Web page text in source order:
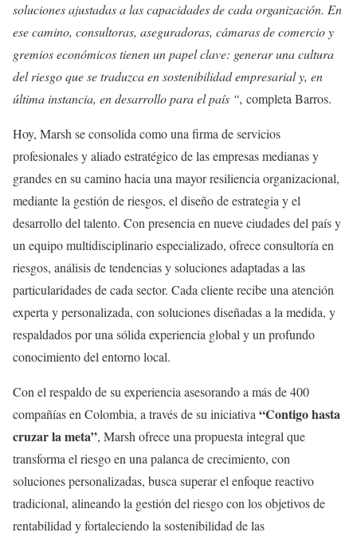
soluciones ajustadas a las capacidades de cada organización. En
ese camino, consultoras, aseguradoras, cámaras de comercio y
gremios económicos tienen un papel clave: generar una cultura
del riesgo que se traduzca en sostenibilidad empresarial y, en
última instancia, en desarrollo para el país “, completa Barros.
Hoy, Marsh se consolida como una firma de servicios
profesionales y aliado estratégico de las empresas medianas y
grandes en su camino hacia una mayor resiliencia organizacional,
mediante la gestión de riesgos, el diseño de estrategia y el
desarrollo del talento. Con presencia en nueve ciudades del país y
un equipo multidisciplinario especializado, ofrece consultoría en
riesgos, análisis de tendencias y soluciones adaptadas a las
particularidades de cada sector. Cada cliente recibe una atención
experta y personalizada, con soluciones diseñadas a la medida, y
respaldados por una sólida experiencia global y un profundo
conocimiento del entorno local.
Con el respaldo de su experiencia asesorando a más de 400
compañías en Colombia, a través de su iniciativa“Contigo hasta
cruzar la meta”, Marsh ofrece una propuesta integral que
transforma el riesgo en una palanca de crecimiento, con
soluciones personalizadas, busca superar el enfoque reactivo
tradicional, alineando la gestión del riesgo con los objetivos de
rentabilidad y fortaleciendo la sostenibilidad de las